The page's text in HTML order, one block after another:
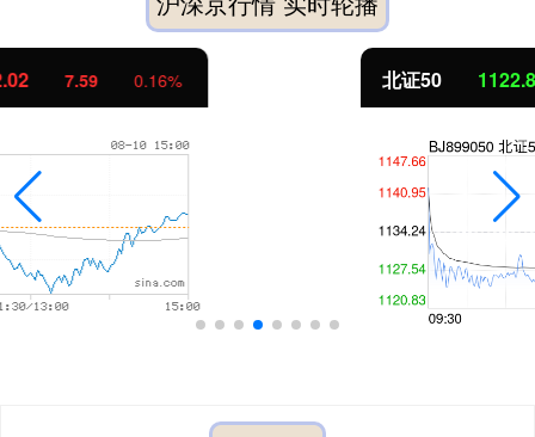
北证50 -1.00%